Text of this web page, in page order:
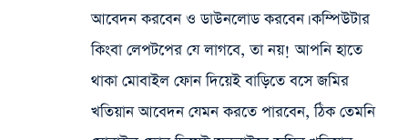
আবেদন করবেন ও ডাউনলোড করবেন। কম্পিউটার
কিংবা লেপটপের যে লাগবে, তা নয়! আপনি হাতে
থাকা মোবাইল ফোন দিয়েই বাড়িতে বসে জমির
খতিয়ান আবেদন যেমন করতে পারবেন, ঠিক তেমনি